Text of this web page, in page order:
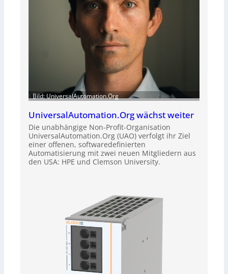
Bild: UniversalAutomation.Org
UniversalAutomation.Org wächst weiter
Die unabhängige Non-Profit-Organisation
UniversalAutomation.Org (UAO) verfolgt ihr Ziel
einer offenen, softwaredefinierten
Automatisierung mit zwei neuen Mitgliedern aus
den USA: HPE und Clemson University.